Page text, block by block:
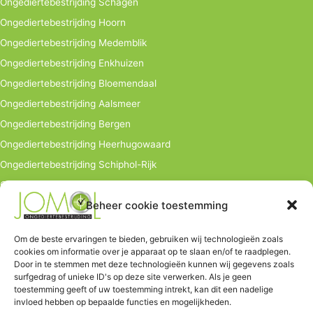
Beheer cookie toestemming
Om de beste ervaringen te bieden, gebruiken wij technologieën zoals
cookies om informatie over je apparaat op te slaan en/of te raadplegen.
Door in te stemmen met deze technologieën kunnen wij gegevens zoals
surfgedrag of unieke ID's op deze site verwerken. Als je geen
toestemming geeft of uw toestemming intrekt, kan dit een nadelige
invloed hebben op bepaalde functies en mogelijkheden.
Ongediertebestrijding Hoorn
Ongediertebestrijding Medemblik
Ongediertebestrijding Enkhuizen
Ongediertebestrijding Bloemendaal
Ongediertebestrijding Aalsmeer
Ongediertebestrijding Bergen
Ongediertebestrijding Heerhugowaard
Ongediertebestrijding Schiphol-Rijk
Ongediertebestrijding bedrijven
info@jomol.nl
Hauwerstraat 9
1671 EV Medemblik
Tel. 06-502 03 446